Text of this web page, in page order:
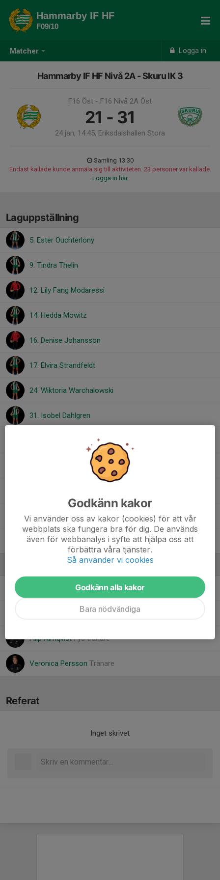
Matcher Logga in
Hammarby IF HF
F09/10
Hammarby IF HF Nivå 2A - Skuru IK 3
F16 Öst - F16 Nivå 2A Öst
21 - 31
24 jan, 14:45, Eriksdalshallen Stora
Samling 13:30
Endast kallade kunde anmäla sig till aktiviteten. 23 personer var kallade.
Logga in här
Laguppställning
5. Ester Ouchterlony
9. Tindra Thelin
12. Lily Fang Modaressi
14. Hedda Mowitz
16. Denise Johansson
17. Elvira Strandfeldt
24. Wiktoria Warchalowski
31. Isobel Dahlgren
36. Viktoria Johansson
45. Arich Kilali
46. Isabel Webber
Anna KiriakouHuvudtränare
Målvaktstränare
Filip AlmqvistFys tränare
Veronica Persson Tränare
Referat
Inget skrivet
Godkänn kakor
Vi använder oss av kakor (cookies) för att vår
webbplats ska fungera bra för dig. De används
även för webbanalys i syfte att hjälpa oss att
förbättra våra tjänster.
Så använder vi cookies
Godkänn alla kakor
Bara nödvändiga